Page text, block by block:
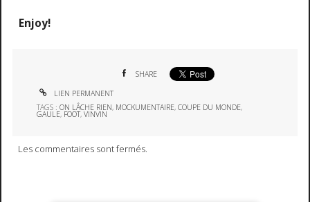
Enjoy!
SHARE
LIEN PERMANENT
TAGS :ON LÂCHE RIEN, MOCKUMENTAIRE,COUPE DU MONDE,
GAULE, FOOT,VINVIN
Les commentaires sont fermés.